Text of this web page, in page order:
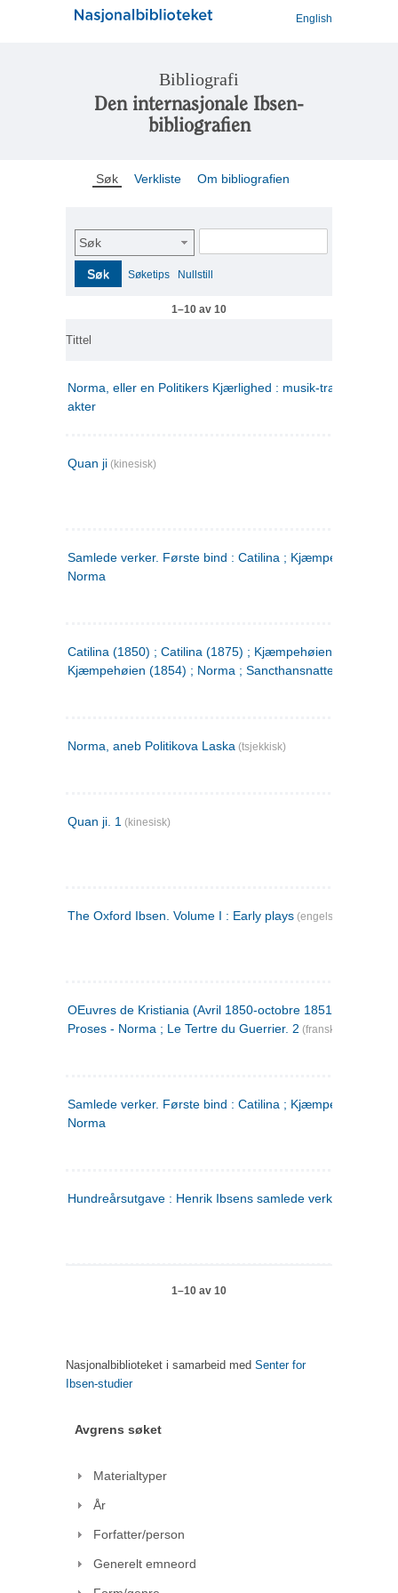
English
Bibliografi
Den internasjonale Ibsen-
bibliografien
Søk Verkliste Om bibliografien
Søk
Søk Søketips Nullstill
1–10 av 10
Tittel
Norma, eller en Politikers Kjærlighed : musik-tragedie i tre
akter
Quan ji (kinesisk)
Samlede verker. Første bind : Catilina ; Kjæmpehøien ;
Norma
Catilina (1850) ; Catilina (1875) ; Kjæmpehøien (1850) ;
Kjæmpehøien (1854) ; Norma ; Sancthansnatten
Norma, aneb Politikova Laska (tsjekkisk)
Quan ji. 1 (kinesisk)
The Oxford Ibsen. Volume I : Early plays (engelsk)
OEuvres de Kristiania (Avril 1850-octobre 1851) : Poèmes
Proses - Norma ; Le Tertre du Guerrier. 2 (fransk)
Samlede verker. Første bind : Catilina ; Kjæmpehøien ;
Norma
Hundreårsutgave : Henrik Ibsens samlede verker. 1
1–10 av 10
Nasjonalbiblioteket i samarbeid med Senter for
Ibsen-studier
Avgrens søket
Materialtyper
År
Forfatter/person
Generelt emneord